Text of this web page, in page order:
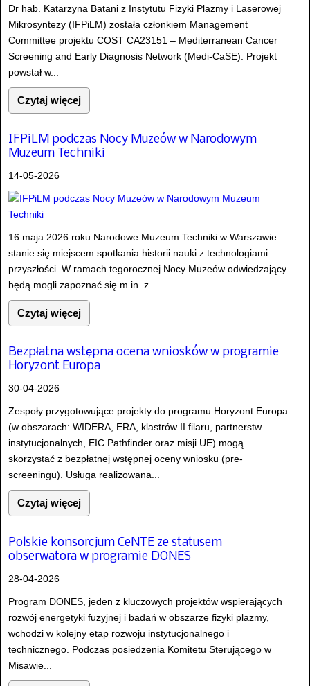
Dr hab. Katarzyna Batani z Instytutu Fizyki Plazmy i Laserowej
Mikrosyntezy (IFPiLM) została członkiem Management
Committee projektu COST CA23151 – Mediterranean Cancer
Screening and Early Diagnosis Network (Medi-CaSE). Projekt
powstał w...
Czytaj więcej
IFPiLM podczas Nocy Muzeów w Narodowym
Muzeum Techniki
14-05-2026
16 maja 2026 roku Narodowe Muzeum Techniki w Warszawie
stanie się miejscem spotkania historii nauki z technologiami
przyszłości. W ramach tegorocznej Nocy Muzeów odwiedzający
będą mogli zapoznać się m.in. z...
Czytaj więcej
Bezpłatna wstępna ocena wniosków w programie
Horyzont Europa
30-04-2026
Zespoły przygotowujące projekty do programu Horyzont Europa
(w obszarach: WIDERA, ERA, klastrów II filaru, partnerstw
instytucjonalnych, EIC Pathfinder oraz misji UE) mogą
skorzystać z bezpłatnej wstępnej oceny wniosku (pre-
screeningu). Usługa realizowana...
Czytaj więcej
Polskie konsorcjum CeNTE ze statusem
obserwatora w programie DONES
28-04-2026
Program DONES, jeden z kluczowych projektów wspierających
rozwój energetyki fuzyjnej i badań w obszarze fizyki plazmy,
wchodzi w kolejny etap rozwoju instytucjonalnego i
technicznego. Podczas posiedzenia Komitetu Sterującego w
Misawie...